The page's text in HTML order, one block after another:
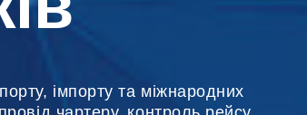
імпорту та міжнародних